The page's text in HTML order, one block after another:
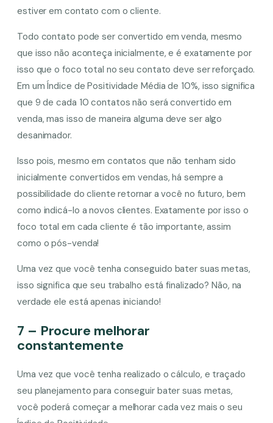
estiver em contato com o cliente.
Todo contato pode ser convertido em venda, mesmo
que isso não aconteça inicialmente, e é exatamente por
isso que o foco total no seu contato deve ser reforçado.
Em um Índice de Positividade Média de 10%, isso significa
que 9 de cada 10 contatos não será convertido em
venda, mas isso de maneira alguma deve ser algo
desanimador.
Isso pois, mesmo em contatos que não tenham sido
inicialmente convertidos em vendas, há sempre a
possibilidade do cliente retornar a você no futuro, bem
como indicá-lo a novos clientes. Exatamente por isso o
foco total em cada cliente é tão importante, assim
como o pós-venda!
Uma vez que você tenha conseguido bater suas metas,
isso significa que seu trabalho está finalizado? Não, na
verdade ele está apenas iniciando!
7 – Procure melhorar
constantemente
Uma vez que você tenha realizado o cálculo, e traçado
seu planejamento para conseguir bater suas metas,
você poderá começar a melhorar cada vez mais o seu